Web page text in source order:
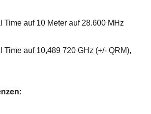
Time auf 10 Meter auf 28.600 MHz
Time auf 10,489 720 GHz (+/- QRM),